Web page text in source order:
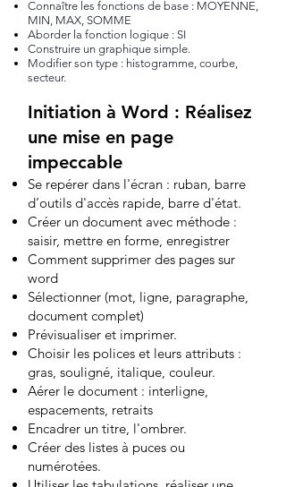
Connaître les fonctions de base : MOYENNE,
MIN, MAX, SOMME
Aborder la fonction logique : SI
Construire un graphique simple.
Modifier son type : histogramme, courbe,
secteur.
Initiation à Word : Réalisez
une mise en page
impeccable
Se repérer dans l'écran : ruban, barre
d’outils d'accès rapide, barre d'état.
Créer un document avec méthode :
saisir, mettre en forme, enregistrer
Comment supprimer des pages sur
word
Sélectionner (mot, ligne, paragraphe,
document complet)
Prévisualiser et imprimer.
Choisir les polices et leurs attributs :
gras, souligné, italique, couleur.
Aérer le document : interligne,
espacements, retraits
Encadrer un titre, l'ombrer.
Créer des listes à puces ou
numérotées.